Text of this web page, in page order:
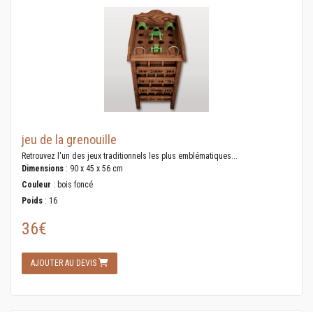
jeu de la grenouille
Retrouvez l'un des jeux traditionnels les plus emblématiques...
Dimensions : 90 x 45 x 56 cm
Couleur : bois foncé
Poids : 16
36€
AJOUTER AU DEVIS